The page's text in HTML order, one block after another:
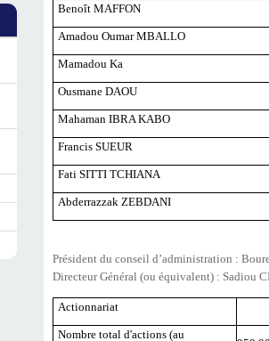
Benoît MAFFON
Amadou Oumar MBALLO
Mamadou Ka
Ousmane DAOU
Mahaman IBRA KABO
Francis SUEUR
Fati SITTI TCHIANA
Abderrazzak ZEBDANI
Président du conseil d’administration :
Directeur Général (ou équivalent) : Sadiou
Actionnariat
Nombre total d'actions (au